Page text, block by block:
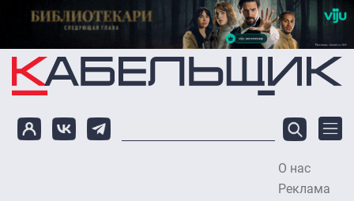
Перейти к основному содержанию
О нас
Реклама